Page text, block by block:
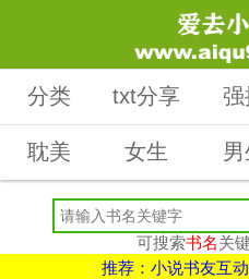
分类 txt分享 强
耽美 女生 男
可搜索书名关
推荐：小说书友互